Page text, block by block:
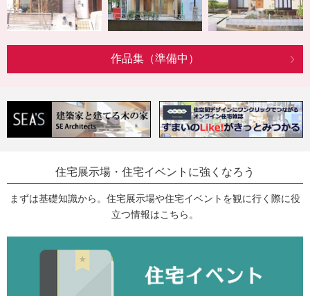
作品集（準備中）
住宅展示場・住宅イベントに強くなろう
まずは基礎知識から。住宅展示場や住宅イベントを観に行く際に役
立つ情報はこちら。